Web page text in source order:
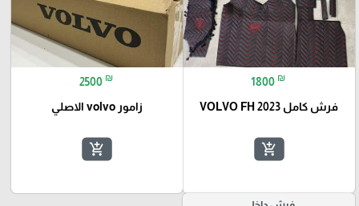
1800 ₪
فرش كامل VOLVO FH 2023
add_shopping_cart
2500 ₪
زامور volvo الاصلي
add_shopping_cart